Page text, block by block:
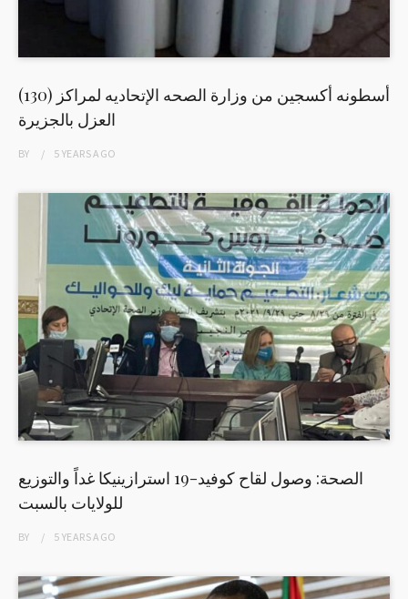
(130) أسطونه أكسجين من وزارة الصحه الإتحاديه لمراكز
العزل بالجزيرة
BY 5 YEARSAGO
الصحة: وصول لقاح كوفيد-19 استرازينيكا غداً والتوزيع
للولايات بالسبت
BY 5 YEARSAGO